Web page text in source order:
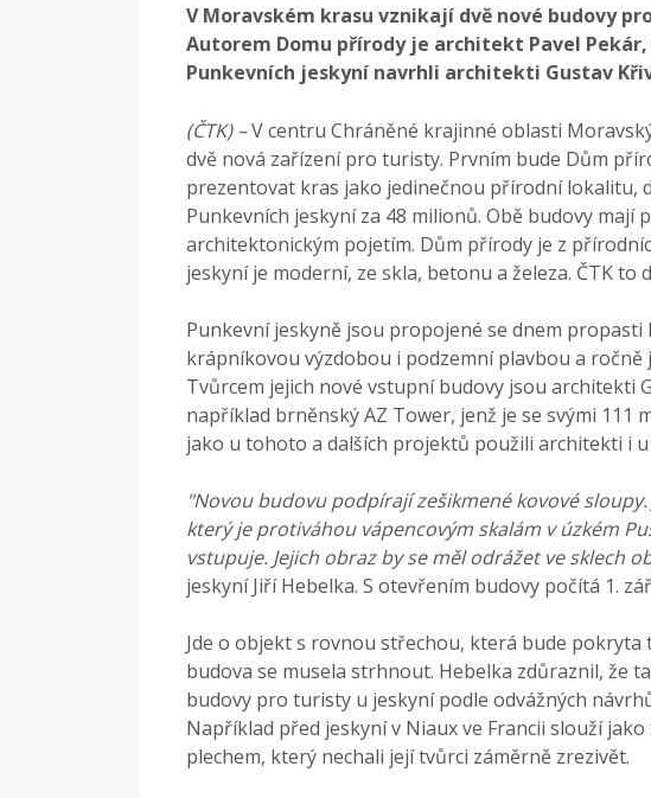
V Moravském krasu vznikají dvě nové budovy
Autorem Domu přírody je architekt Pavel
Punkevních jeskyní navrhli architekti Gustav
(ČTK) –V centru Chráněné krajinné oblasti
dvě nová zařízení pro turisty. Prvním bude Dům
prezentovat kras jako jedinečnou přírodní lokalitu,
Punkevních jeskyní za 48 milionů. Obě budovy mají
architektonickým pojetím. Dům přírody je z
jeskyní je moderní, ze skla, betonu a železa. ČTK to
Punkevní jeskyně jsou propojené se dnem propasti
krápníkovou výzdobou i podzemní plavbou a ročně
Tvůrcem jejich nové vstupní budovy jsou architekti
například brněnský AZ Tower, jenž je se svými 111
jako u tohoto a dalších projektů použili architekti i
"Novou budovu podpírají zešikmené kovové
který je protiváhou vápencovým skalám v úzkém
vstupuje. Jejich obraz by se měl odrážet ve sklech
jeskyní Jiří Hebelka. S otevřením budovy počítá 1.
Jde o objekt s rovnou střechou, která bude
budova se musela strhnout. Hebelka zdůraznil, že
budovy pro turisty u jeskyní podle odvážných
Například před jeskyní v Niaux ve Francii slouží
plechem, který nechali její tvůrci záměrně zrezivět.